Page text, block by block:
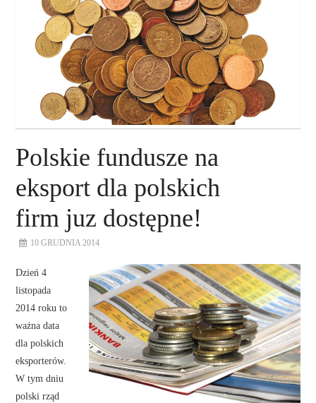
O NAS
NASZE USŁUGI
DORADZTWO
KONTAKT
Polskie fundusze na
eksport dla polskich
firm juz dostępne!
10 GRUDNIA 2014
Dzień 4
listopada
2014 roku to
ważna data
dla polskich
eksporterów.
W tym dniu
polski rząd